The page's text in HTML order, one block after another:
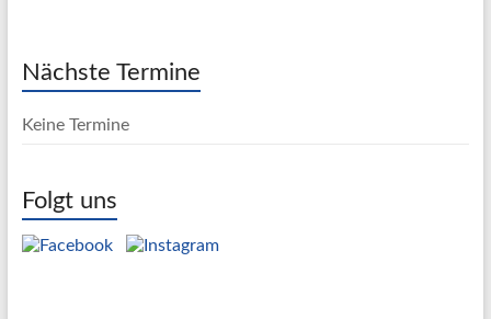
Nächste Termine
Keine Termine
Folgt uns